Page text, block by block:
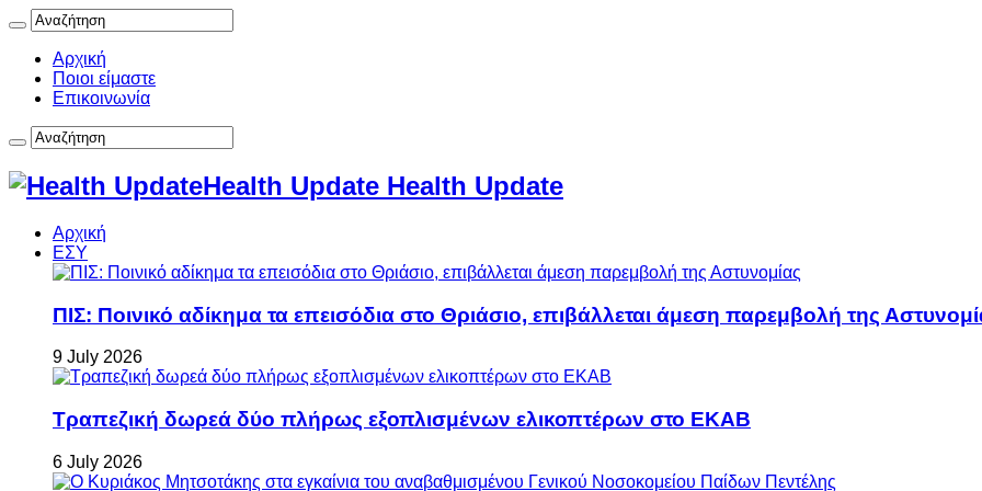
Αρχική
Ποιοι είμαστε
Επικοινωνία
Health Update Health Update
Αρχική
ΕΣΥ
ΠΙΣ: Ποινικό αδίκημα τα επεισόδια στο Θριάσιο, επιβάλλεται άμεση παρεμβολή της
9 July 2026
Τραπεζική δωρεά δύο πλήρως εξοπλισμένων ελικοπτέρων στο ΕΚΑΒ
6 July 2026